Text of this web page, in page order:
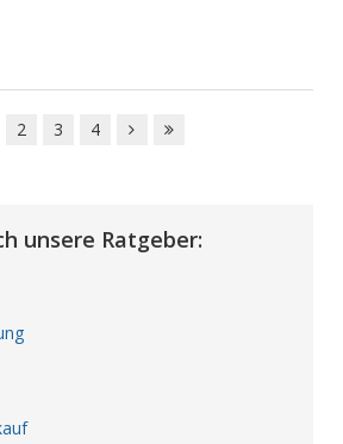
2 3 4
unsere Ratgeber: